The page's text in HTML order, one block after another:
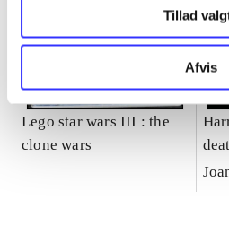
Tillad
Afvis
Lego star wars III : the
clone wars